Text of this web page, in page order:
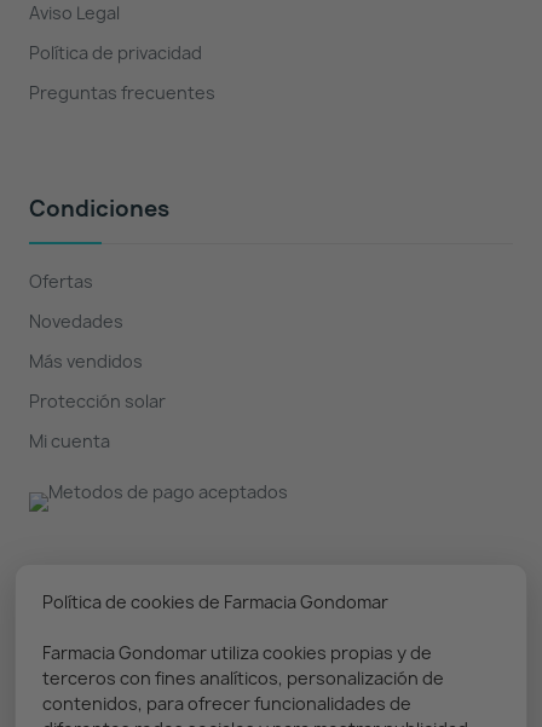
Aviso Legal
Política de privacidad
Preguntas frecuentes
Condiciones
Ofertas
Novedades
Más vendidos
Protección solar
Mi cuenta
Nuestro boletín
Puedes darte de baja en cualquier momento. Prometemos
solo enviar información relevante
Política de cookies de Farmacia Gondomar
Farmacia Gondomar utiliza cookies propias y de
terceros con fines analíticos, personalización de
contenidos, para ofrecer funcionalidades de